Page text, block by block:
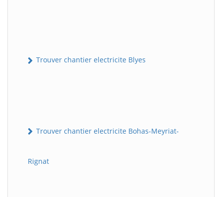
Trouver chantier electricite Blyes
Trouver chantier electricite Bohas-Meyriat-
Rignat